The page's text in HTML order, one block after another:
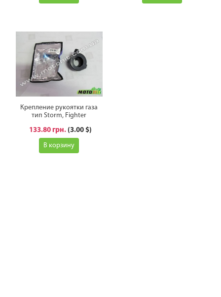
Крепление рукоятки газа
тип Storm, Fighter
133.80 грн. (3.00 $)
В корзину